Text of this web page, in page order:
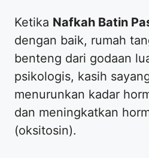
​Ketika Nafkah Batin
dengan baik, rumah
benteng dari godaan
psikologis, kasih
menurunkan kadar
dan meningkatkan
(oksitosin).